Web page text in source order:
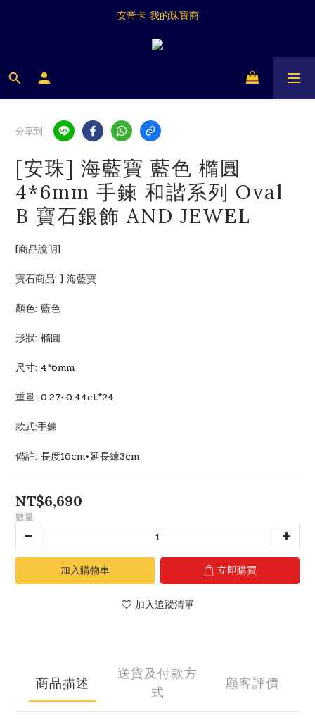
Antica My Jeweller
安帝卡 我的珠寶商
Antica My Jeweller
分享到
[安珠] 海藍寶 藍色 橢圓
4*6mm 手鍊 和諧系列 Oval
B 寶石銀飾 AND JEWEL
[商品說明]
寶石商品: ] 海藍寶
顏色: 藍色
形狀: 橢圓
尺寸: 4*6mm
重量: 0.27~0.44ct*24
款式:手鍊
備註: 長度16cm+延長練3cm
NT$6,690
數量
加入購物車 立即購買
加入追蹤清單
商品描述
送貨及付款方
式
顧客評價